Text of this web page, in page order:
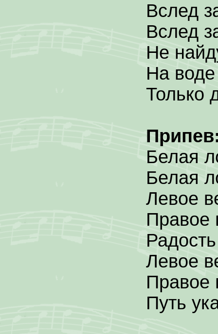
Вслед
Вслед
Не
На
Только
Белая
Белая
Левое
Правое
Левое
Правое
Путь